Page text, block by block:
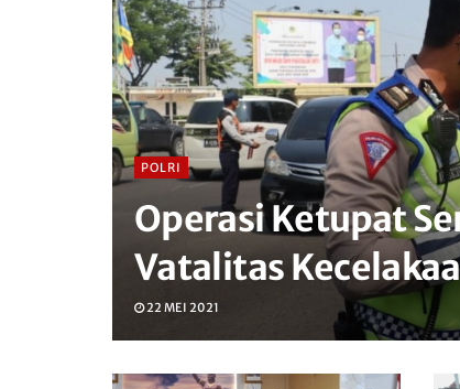
POLRI
Operasi Ketupat
Vatalitas
22 MEI 2021